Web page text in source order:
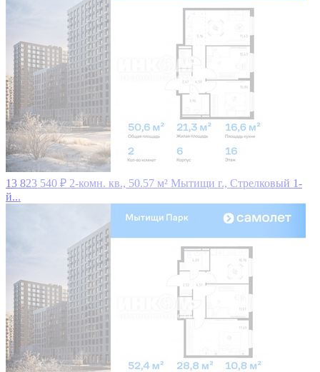
13 823 540 ₽ 2-комн. кв., 50.57 м² Мытищи г., Стрелковый 1-
й...